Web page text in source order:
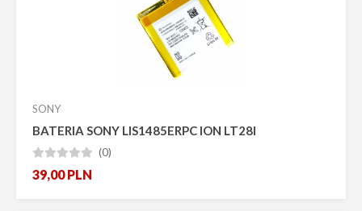
SONY
BATERIA SONY LIS1485ERPC ION LT28I
 (0)
39,00PLN